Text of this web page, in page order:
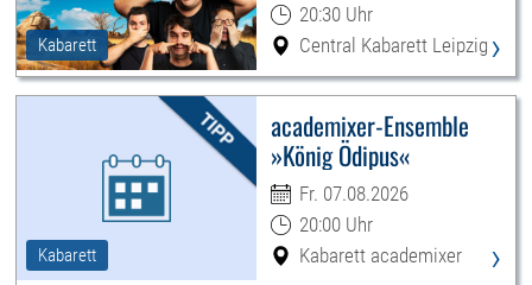
Kabarett
20:30 Uhr
Central Kabarett Leipzig ›
Kabarett
academixer-Ensemble
»König Ödipus«
Fr. 07.08.2026
20:00 Uhr
Kabarett academixer
›